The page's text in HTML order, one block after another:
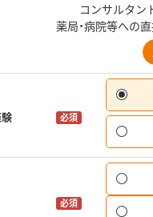
コンサルタン
薬局・病院等への
必須
必須